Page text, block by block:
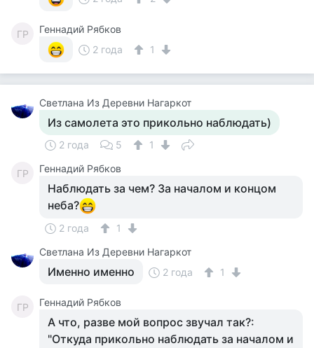
ГР
Геннадий Рябков
2 года
1
Светлана Из Деревни Нагаркот
Из самолета это прикольно наблюдать)
2 года 5 1
ГР Геннадий Рябков
Наблюдать за чем? За началом и концом
неба?
2 года
1
Светлана Из Деревни Нагаркот
Именно именно 2 года 1
ГР Геннадий Рябков
А что, разве мой вопрос звучал так?:
"Откуда прикольно наблюдать за началом и